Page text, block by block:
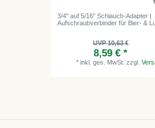
3/4" auf 5/16" Schlauch-Adapter |
Aufschraubverbinder für Bier- &
UVP 10,63 €
8,59 € *
* inkl. ges. MwSt. zzgl.